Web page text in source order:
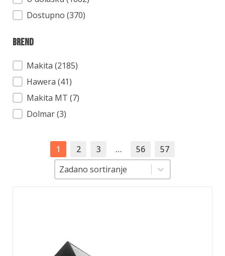
Dostupno (370)
Brend
Brend
Makita (2185)
Hawera (41)
Makita MT (7)
Dolmar(3)
1 2 3 … 56
57
Sortiranje
Zadano sortiranje
Sortiranje